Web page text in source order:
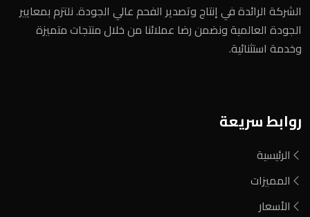
الشركة الرائدة في إنتاج وتصدير الفحم عالي الجودة. نلتزم بمعايير
الجودة العالمية ونضمن رضا عملائنا من خلال منتجات متميزة
وخدمة استثنائية.
روابط سريعة
الرئيسية
المميزات
الأسعار